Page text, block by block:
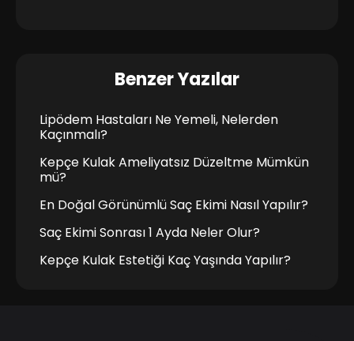
Benzer Yazılar
Lipödem Hastaları Ne Yemeli, Nelerden
Kaçınmalı?
Kepçe Kulak Ameliyatsız Düzeltme Mümkün
mü?
En Doğal Görünümlü Saç Ekimi Nasıl Yapılır?
Saç Ekimi Sonrası 1 Ayda Neler Olur?
Kepçe Kulak Estetiği Kaç Yaşında Yapılır?